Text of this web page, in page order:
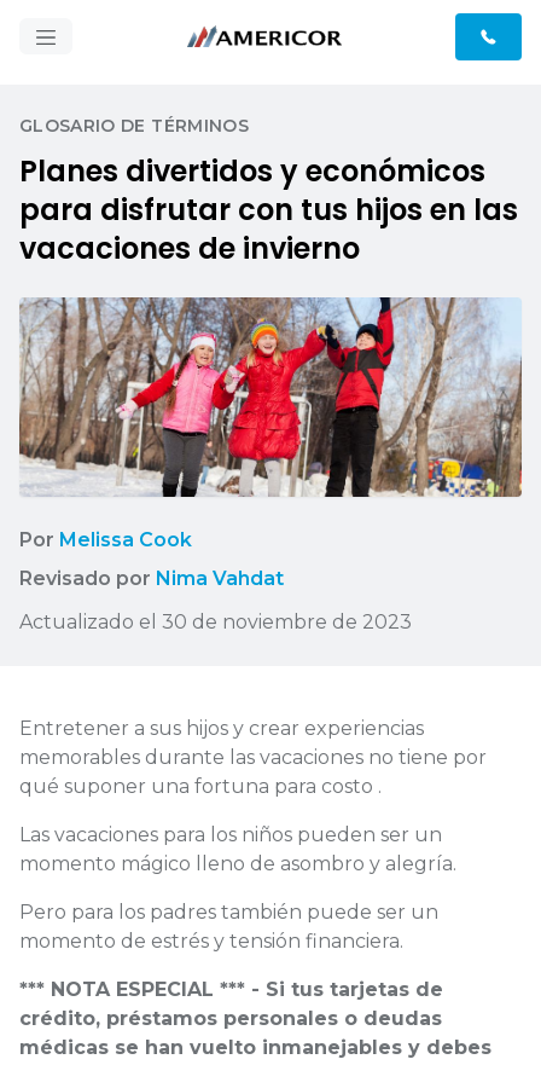
GLOSARIO DE TÉRMINOS
Planes divertidos y económicos
para disfrutar con tus hijos en las
vacaciones de invierno
Por Melissa Cook
Revisado por Nima Vahdat
Actualizado el 30 de noviembre de 2023
Entretener a sus hijos y crear experiencias
memorables durante las vacaciones no tiene por
qué suponer una fortuna para costo .
Las vacaciones para los niños pueden ser un
momento mágico lleno de asombro y alegría.
Pero para los padres también puede ser un
momento de estrés y tensión financiera.
*** NOTA ESPECIAL *** - Si tus tarjetas de
crédito, préstamos personales o deudas
médicas se han vuelto inmanejables y debes